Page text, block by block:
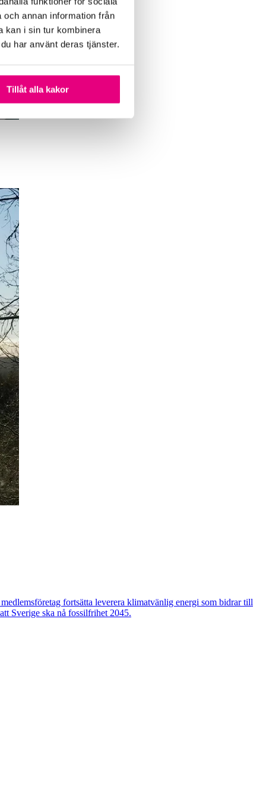
annan information från
kan i sin tur kombinera
har använt deras tjänster.
Tillåt alla kakor
fortsätta leverera klimatvänlig energi som bidrar till
Sverige ska nå fossilfrihet 2045.